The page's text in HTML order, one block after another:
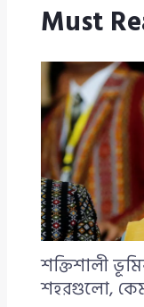
Must
শক্তিশালী
শহরগুলো,